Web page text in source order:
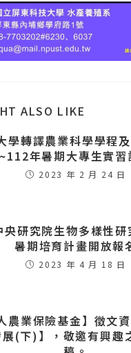
ALSO LIKE
學轉譯農業科學學程
年暑期大專生實習
2023 年 2 月 24 日
研究院生物多樣性研
暑期培育計畫開放報
2023 年 4 月 18 日
農業保險基金】徵文
(下)】，敬邀有興趣